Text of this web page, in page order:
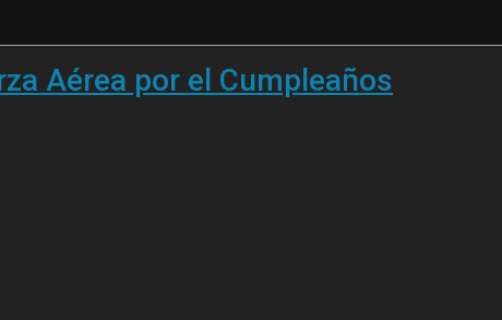
Aérea por el Cumpleaños